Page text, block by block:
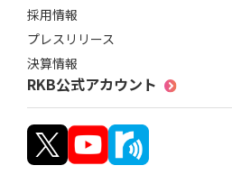
採用情報
プレスリリース
決算情報
RKB公式アカウント